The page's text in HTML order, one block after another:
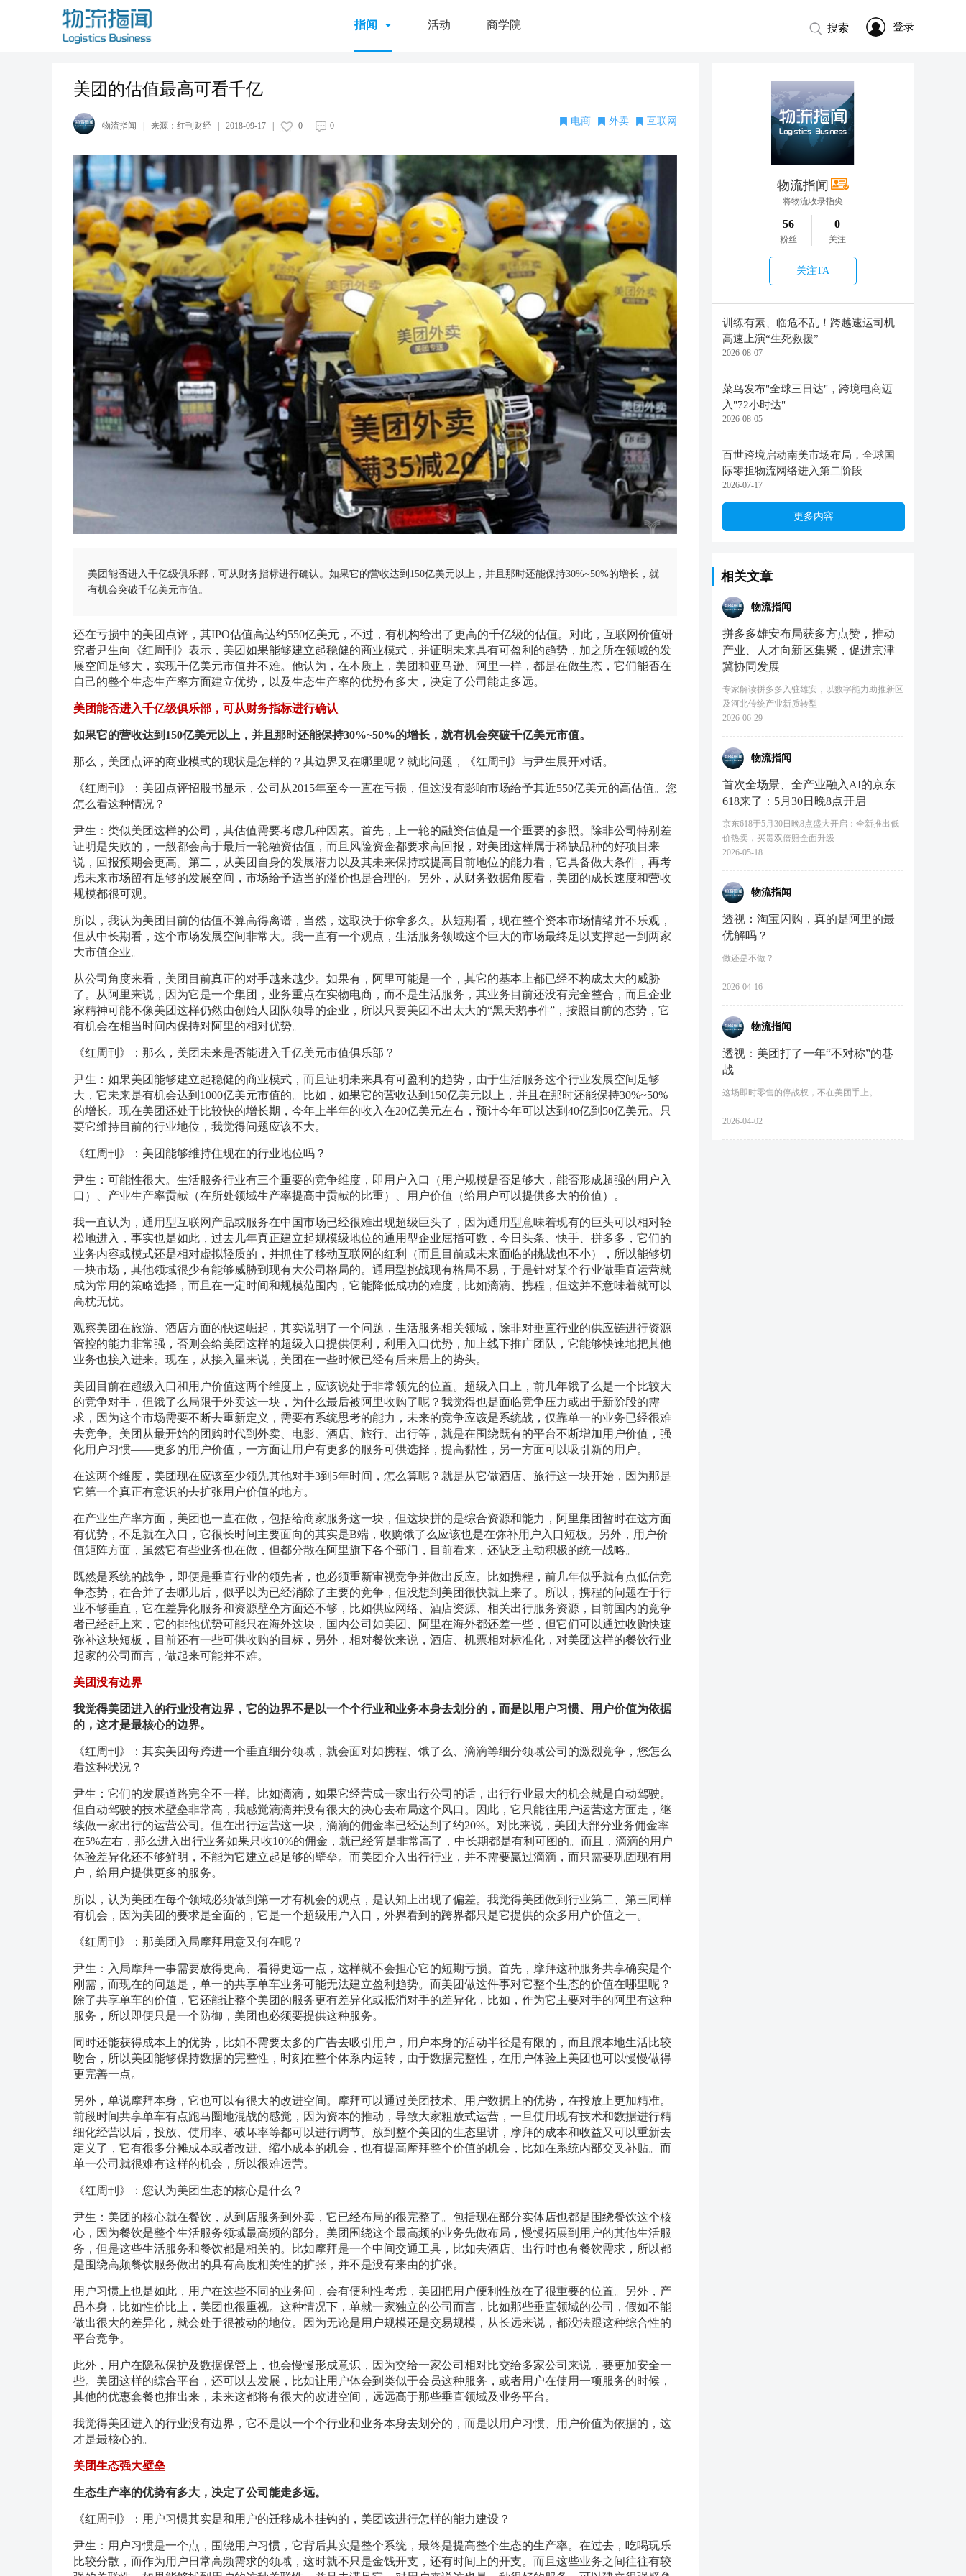
指闻 活动 商学院 登录
搜索
物流指闻
将物流收录指尖
56
粉丝
0
关注
关注TA
训练有素、临危不乱！跨越速运司机
高速上演“生死救援”
2026-08-07
菜鸟发布"全球三日达"，跨境电商迈
入"72小时达"
2026-08-05
百世跨境启动南美市场布局，全球国
际零担物流网络进入第二阶段
2026-07-17
更多内容
相关文章
物流指闻
拼多多雄安布局获多方点赞，推动
产业、人才向新区集聚，促进京津
冀协同发展
专家解读拼多多入驻雄安，以数字能力助推新区
及河北传统产业新质转型
2026-06-29
物流指闻
首次全场景、全产业融入AI的京东
618来了：5月30日晚8点开启
京东618于5月30日晚8点盛大开启：全新推出低
价热卖，买贵双倍赔全面升级
2026-05-18
物流指闻
透视：淘宝闪购，真的是阿里的最
优解吗？
做还是不做？
2026-04-16
物流指闻
透视：美团打了一年“不对称”的巷
战
这场即时零售的停战权，不在美团手上。
2026-04-02
美团的估值最高可看千亿
物流指闻 | 来源： 红刊财经 2018-09-17 0 0 电商 外卖 互联网
美团能否进入千亿级俱乐部，可从财务指标进行确认。如果它的营收达到150亿美元以上，并且那时还能保持30%~50%的增长，就
有机会突破千亿美元市值。
还在亏损中的美团点评，其IPO估值高达约550亿美元，不过，有机构给出了更高的千亿级的估值。对此，互联网价值研
究者尹生向《红周刊》表示，美团如果能够建立起稳健的商业模式，并证明未来具有可盈利的趋势，加之所在领域的发
展空间足够大，实现千亿美元市值并不难。他认为，在本质上，美团和亚马逊、阿里一样，都是在做生态，它们能否在
自己的整个生态生产率方面建立优势，以及生态生产率的优势有多大，决定了公司能走多远。
美团能否进入千亿级俱乐部，可从财务指标进行确认
如果它的营收达到150亿美元以上，并且那时还能保持30%~50%的增长，就有机会突破千亿美元市值。
那么，美团点评的商业模式的现状是怎样的？其边界又在哪里呢？就此问题，《红周刊》与尹生展开对话。
《红周刊》：美团点评招股书显示，公司从2015年至今一直在亏损，但这没有影响市场给予其近550亿美元的高估值。您
怎么看这种情况？
尹生：类似美团这样的公司，其估值需要考虑几种因素。首先，上一轮的融资估值是一个重要的参照。除非公司特别差
证明是失败的，一般都会高于最后一轮融资估值，而且风险资金都要求高回报，对美团这样属于稀缺品种的好项目来
说，回报预期会更高。第二，从美团自身的发展潜力以及其未来保持或提高目前地位的能力看，它具备做大条件，再考
虑未来市场留有足够的发展空间，市场给予适当的溢价也是合理的。另外，从财务数据角度看，美团的成长速度和营收
规模都很可观。
所以，我认为美团目前的估值不算高得离谱，当然，这取决于你拿多久。从短期看，现在整个资本市场情绪并不乐观，
但从中长期看，这个市场发展空间非常大。我一直有一个观点，生活服务领域这个巨大的市场最终足以支撑起一到两家
大市值企业。
从公司角度来看，美团目前真正的对手越来越少。如果有，阿里可能是一个，其它的基本上都已经不构成太大的威胁
了。从阿里来说，因为它是一个集团，业务重点在实物电商，而不是生活服务，其业务目前还没有完全整合，而且企业
家精神可能不像美团这样仍然由创始人团队领导的企业，所以只要美团不出太大的“黑天鹅事件”，按照目前的态势，它
有机会在相当时间内保持对阿里的相对优势。
《红周刊》：那么，美团未来是否能进入千亿美元市值俱乐部？
尹生：如果美团能够建立起稳健的商业模式，而且证明未来具有可盈利的趋势，由于生活服务这个行业发展空间足够
大，它未来是有机会达到1000亿美元市值的。比如，如果它的营收达到150亿美元以上，并且在那时还能保持30%~50%
的增长。现在美团还处于比较快的增长期，今年上半年的收入在20亿美元左右，预计今年可以达到40亿到50亿美元。只
要它维持目前的行业地位，我觉得问题应该不大。
《红周刊》：美团能够维持住现在的行业地位吗？
尹生：可能性很大。生活服务行业有三个重要的竞争维度，即用户入口（用户规模是否足够大，能否形成超强的用户入
口）、产业生产率贡献（在所处领域生产率提高中贡献的比重）、用户价值（给用户可以提供多大的价值）。
我一直认为，通用型互联网产品或服务在中国市场已经很难出现超级巨头了，因为通用型意味着现有的巨头可以相对轻
松地进入，事实也是如此，过去几年真正建立起规模级地位的通用型企业屈指可数，今日头条、快手、拼多多，它们的
业务内容或模式还是相对虚拟轻质的，并抓住了移动互联网的红利（而且目前或未来面临的挑战也不小），所以能够切
一块市场，其他领域很少有能够威胁到现有大公司格局的。通用型挑战现有格局不易，于是针对某个行业做垂直运营就
成为常用的策略选择，而且在一定时间和规模范围内，它能降低成功的难度，比如滴滴、携程，但这并不意味着就可以
高枕无忧。
观察美团在旅游、酒店方面的快速崛起，其实说明了一个问题，生活服务相关领域，除非对垂直行业的供应链进行资源
管控的能力非常强，否则会给美团这样的超级入口提供便利，利用入口优势，加上线下推广团队，它能够快速地把其他
业务也接入进来。现在，从接入量来说，美团在一些时候已经有后来居上的势头。
美团目前在超级入口和用户价值这两个维度上，应该说处于非常领先的位置。超级入口上，前几年饿了么是一个比较大
的竞争对手，但饿了么局限于外卖这一块，为什么最后被阿里收购了呢？我觉得也是面临竞争压力或出于新阶段的需
求，因为这个市场需要不断去重新定义，需要有系统思考的能力，未来的竞争应该是系统战，仅靠单一的业务已经很难
去竞争。美团从最开始的团购时代到外卖、电影、酒店、旅行、出行等，就是在围绕既有的平台不断增加用户价值，强
化用户习惯——更多的用户价值，一方面让用户有更多的服务可供选择，提高黏性，另一方面可以吸引新的用户。
在这两个维度，美团现在应该至少领先其他对手3到5年时间，怎么算呢？就是从它做酒店、旅行这一块开始，因为那是
它第一个真正有意识的去扩张用户价值的地方。
在产业生产率方面，美团也一直在做，包括给商家服务这一块，但这块拼的是综合资源和能力，阿里集团暂时在这方面
有优势，不足就在入口，它很长时间主要面向的其实是B端，收购饿了么应该也是在弥补用户入口短板。另外，用户价
值矩阵方面，虽然它有些业务也在做，但都分散在阿里旗下各个部门，目前看来，还缺乏主动积极的统一战略。
既然是系统的战争，即便是垂直行业的领先者，也必须重新审视竞争并做出反应。比如携程，前几年似乎就有点低估竞
争态势，在合并了去哪儿后，似乎以为已经消除了主要的竞争，但没想到美团很快就上来了。所以，携程的问题在于行
业不够垂直，它在差异化服务和资源壁垒方面还不够，比如供应网络、酒店资源、相关出行服务资源，目前国内的竞争
者已经赶上来，它的排他优势可能只在海外这块，国内公司如美团、阿里在海外都还差一些，但它们可以通过收购快速
弥补这块短板，目前还有一些可供收购的目标，另外，相对餐饮来说，酒店、机票相对标准化，对美团这样的餐饮行业
起家的公司而言，做起来可能并不难。
美团没有边界
我觉得美团进入的行业没有边界，它的边界不是以一个个行业和业务本身去划分的，而是以用户习惯、用户价值为依据
的，这才是最核心的边界。
《红周刊》：其实美团每跨进一个垂直细分领域，就会面对如携程、饿了么、滴滴等细分领域公司的激烈竞争，您怎么
看这种状况？
尹生：它们的发展道路完全不一样。比如滴滴，如果它经营成一家出行公司的话，出行行业最大的机会就是自动驾驶。
但自动驾驶的技术壁垒非常高，我感觉滴滴并没有很大的决心去布局这个风口。因此，它只能往用户运营这方面走，继
续做一家出行的运营公司。但在出行运营这一块，滴滴的佣金率已经达到了约20%。对比来说，美团大部分业务佣金率
在5%左右，那么进入出行业务如果只收10%的佣金，就已经算是非常高了，中长期都是有利可图的。而且，滴滴的用户
体验差异化还不够鲜明，不能为它建立起足够的壁垒。而美团介入出行行业，并不需要赢过滴滴，而只需要巩固现有用
户，给用户提供更多的服务。
所以，认为美团在每个领域必须做到第一才有机会的观点，是认知上出现了偏差。我觉得美团做到行业第二、第三同样
有机会，因为美团的要求是全面的，它是一个超级用户入口，外界看到的跨界都只是它提供的众多用户价值之一。
《红周刊》：那美团入局摩拜用意又何在呢？
尹生：入局摩拜一事需要放得更高、看得更远一点，这样就不会担心它的短期亏损。首先，摩拜这种服务共享确实是个
刚需，而现在的问题是，单一的共享单车业务可能无法建立盈利趋势。而美团做这件事对它整个生态的价值在哪里呢？
除了共享单车的价值，它还能让整个美团的服务更有差异化或抵消对手的差异化，比如，作为它主要对手的阿里有这种
服务，所以即便只是一个防御，美团也必须要提供这种服务。
同时还能获得成本上的优势，比如不需要太多的广告去吸引用户，用户本身的活动半径是有限的，而且跟本地生活比较
吻合，所以美团能够保持数据的完整性，时刻在整个体系内运转，由于数据完整性，在用户体验上美团也可以慢慢做得
更完善一点。
另外，单说摩拜本身，它也可以有很大的改进空间。摩拜可以通过美团技术、用户数据上的优势，在投放上更加精准。
前段时间共享单车有点跑马圈地混战的感觉，因为资本的推动，导致大家粗放式运营，一旦使用现有技术和数据进行精
细化经营以后，投放、使用率、破坏率等都可以进行调节。放到整个美团的生态里讲，摩拜的成本和收益又可以重新去
定义了，它有很多分摊成本或者改进、缩小成本的机会，也有提高摩拜整个价值的机会，比如在系统内部交叉补贴。而
单一公司就很难有这样的机会，所以很难运营。
《红周刊》：您认为美团生态的核心是什么？
尹生：美团的核心就在餐饮，从到店服务到外卖，它已经布局的很完整了。包括现在部分实体店也都是围绕餐饮这个核
心，因为餐饮是整个生活服务领域最高频的部分。美团围绕这个最高频的业务先做布局，慢慢拓展到用户的其他生活服
务，但是这些生活服务和餐饮都是相关的。比如摩拜是一个中间交通工具，比如去酒店、出行时也有餐饮需求，所以都
是围绕高频餐饮服务做出的具有高度相关性的扩张，并不是没有来由的扩张。
用户习惯上也是如此，用户在这些不同的业务间，会有便利性考虑，美团把用户便利性放在了很重要的位置。另外，产
品本身，比如性价比上，美团也很重视。这种情况下，单就一家独立的公司而言，比如那些垂直领域的公司，假如不能
做出很大的差异化，就会处于很被动的地位。因为无论是用户规模还是交易规模，从长远来说，都没法跟这种综合性的
平台竞争。
此外，用户在隐私保护及数据保管上，也会慢慢形成意识，因为交给一家公司相对比交给多家公司来说，要更加安全一
些。美团这样的综合平台，还可以去发展，比如让用户体会到类似于会员这种服务，或者用户在使用一项服务的时候，
其他的优惠套餐也推出来，未来这都将有很大的改进空间，远远高于那些垂直领域及业务平台。
我觉得美团进入的行业没有边界，它不是以一个个行业和业务本身去划分的，而是以用户习惯、用户价值为依据的，这
才是最核心的。
美团生态强大壁垒
生态生产率的优势有多大，决定了公司能走多远。
《红周刊》：用户习惯其实是和用户的迁移成本挂钩的，美团该进行怎样的能力建设？
尹生：用户习惯是一个点，围绕用户习惯，它背后其实是整个系统，最终是提高整个生态的生产率。在过去，吃喝玩乐
比较分散，而作为用户日常高频需求的领域，这时就不只是金钱开支，还有时间上的开支。而且这些业务之间往往有较